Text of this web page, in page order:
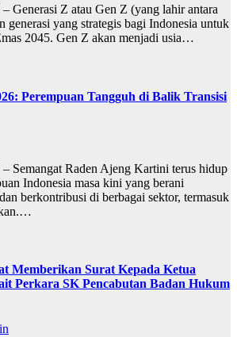
Generasi Z atau Gen Z (yang lahir antara
generasi yang strategis bagi Indonesia untuk
2045. Gen Z akan menjadi usia…
Perempuan Tangguh di Balik Transisi
Semangat Raden Ajeng Kartini terus hidup
Indonesia masa kini yang berani
berkontribusi di berbagai sektor, termasuk
Memberikan Surat Kepada Ketua
Perkara SK Pencabutan Badan Hukum